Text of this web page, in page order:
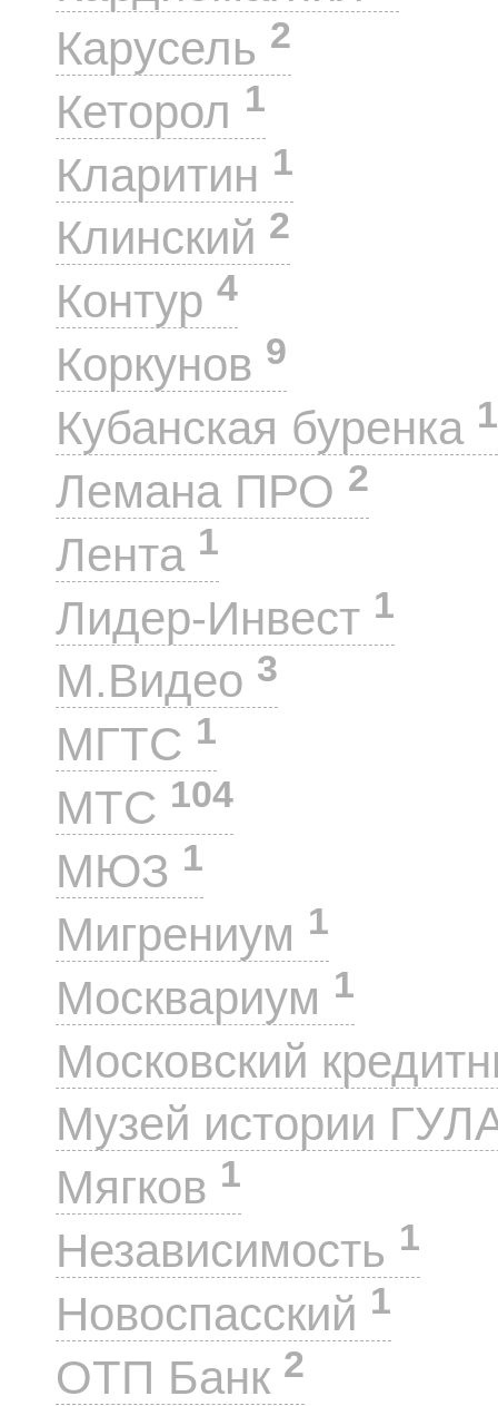
Карусель 2
Кеторол 1
Кларитин 1
Клинский 2
Контур 4
Коркунов 9
Кубанская буренка 1
Лемана ПРО 2
Лента 1
Лидер-Инвест 1
М.Видео 3
МГТС 1
МТС 104
МЮЗ 1
Мигрениум 1
Москвариум 1
Московский
Музей истории
Мягков 1
Независимость 1
Новоспасский 1
ОТП Банк 2